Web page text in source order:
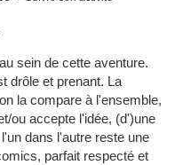
sein de cette aventure.
drôle et prenant. La
la compare à l'ensemble,
ou accepte l'idée, (d')une
dans l'autre reste une
parfait respecté et